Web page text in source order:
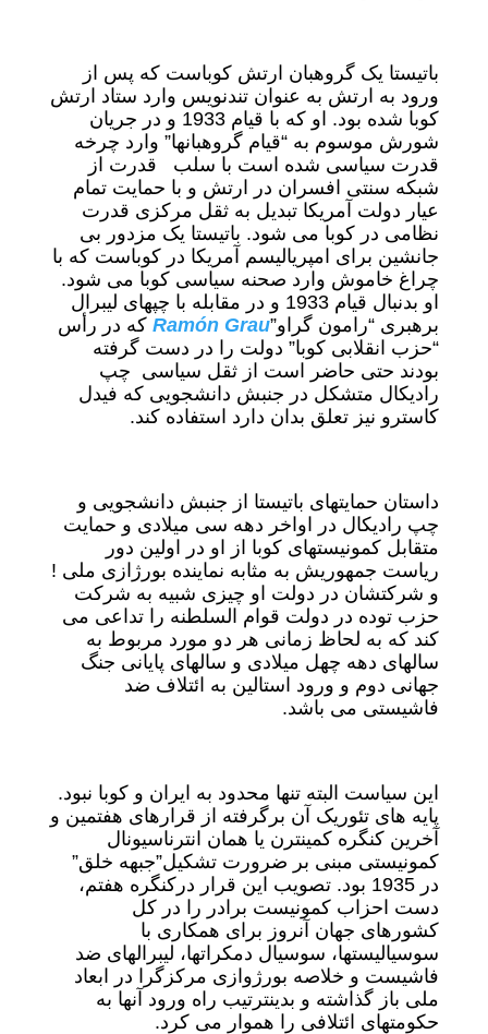
باتیستا یک گروهبان ارتش کوباست که پس از
ورود به ارتش به عنوان تندنویس وارد ستاد ارتش
کوبا شده بود. او که با قیام 1933 و در جریان
شورش موسوم به “قیام گروهبانها” وارد چرخه
قدرت سیاسی شده است با سلب قدرت از
شبکه سنتی افسران در ارتش و با حمایت تمام
عیار دولت آمریکا تبدیل به ثقل مرکزی قدرت
نظامی در کوبا می شود. باتیستا یک مزدور بی
جانشین برای امپریالیسم آمریکا در کوباست که با
چراغ خاموش وارد صحنه سیاسی کوبا می شود.
او بدنبال قیام 1933 و در مقابله با چپهای لیبرال
برهبری “رامون گراو”Ramón Grauکه در رأس
“حزب انقلابی کوبا” دولت را در دست گرفته
بودند حتی حاضر است از ثقل سیاسی چپ
رادیکال متشکل در جنبش دانشجویی که فیدل
کاسترو نیز تعلق بدان دارد استفاده کند.
داستان حمایتهای باتیستا از جنبش دانشجویی و
چپ رادیکال در اواخر دهه سی میلادی و حمایت
متقابل کمونیستهای کوبا از او در اولین دور
ریاست جمهوریش به مثابه نماینده بورژازی ملی !
و شرکتشان در دولت او چیزی شبیه به شرکت
حزب توده در دولت قوام السلطنه را تداعی می
کند که به لحاظ زمانی هر دو مورد مربوط به
سالهای دهه چهل میلادی و سالهای پایانی جنگ
جهانی دوم و ورود استالین به ائتلاف ضد
فاشیستی می باشد.
این سیاست البته تنها محدود به ایران و کوبا نبود.
پایه های تئوریک آن برگرفته از قرارهای هفتمین و
آخرین کنگره کمینترن یا همان انترناسیونال
کمونیستی مبنی بر ضرورت تشکیل”جبهه خلق”
در 1935 بود. تصویب این قرار درکنگره هفتم،
دست احزاب کمونیست برادر را در کل
کشورهای جهان آنروز برای همکاری با
سوسیالیستها، سوسیال دمکراتها، لیبرالهای ضد
فاشیست و خلاصه بورژوازی مرکزگرا در ابعاد
ملی باز گذاشته و بدینترتیب راه ورود آنها به
حکومتهای ائتلافی را هموار می کرد.